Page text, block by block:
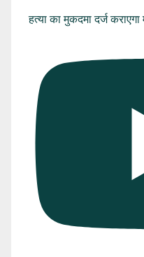
हत्या का मुकदमा दर्ज कराएगा